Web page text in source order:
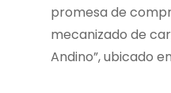
promesa de
mecanizado de
Andino”, ubicado